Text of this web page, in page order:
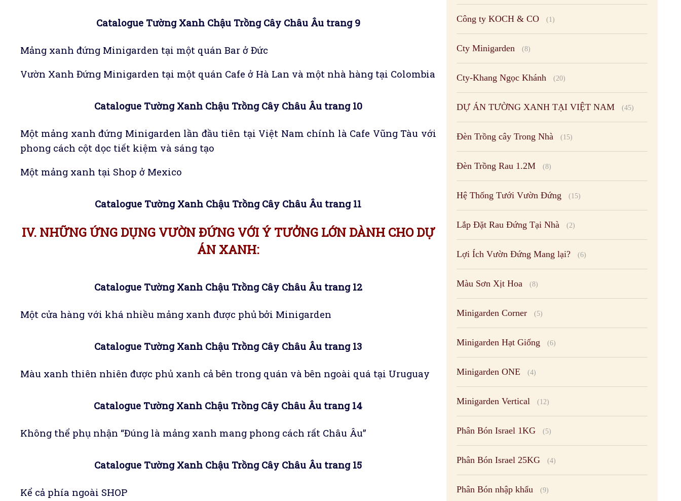
Catalogue Tường Xanh Chậu Trồng Cây Châu Âu trang 9
Mảng xanh đứng Minigarden tại một quán Bar ở Đức
Vườn Xanh Đứng Minigarden tại một quán Cafe ở Hà Lan và một nhà hàng tại Colombia
Catalogue Tường Xanh Chậu Trồng Cây Châu Âu trang 10
Một mảng xanh đứng Minigarden lần đầu tiên tại Việt Nam chính là Cafe Vũng Tàu với
phong cách cột dọc tiết kiệm và sáng tạo
Một mảng xanh tại Shop ở Mexico
Catalogue Tường Xanh Chậu Trồng Cây Châu Âu trang 11
IV. NHỮNG ỨNG DỤNG VƯỜN ĐỨNG VỚI Ý TƯỞNG LỚN DÀNH CHO DỰ
ÁN XANH:
Catalogue Tường Xanh Chậu Trồng Cây Châu Âu trang 12
Một cửa hàng với khá nhiều mảng xanh được phủ bởi Minigarden
Catalogue Tường Xanh Chậu Trồng Cây Châu Âu trang 13
Màu xanh thiên nhiên được phủ xanh cả bên trong quán và bên ngoài quá tại Uruguay
Catalogue Tường Xanh Chậu Trồng Cây Châu Âu trang 14
Không thể phụ nhận “Đúng là mảng xanh mang phong cách rất Châu Âu”
Catalogue Tường Xanh Chậu Trồng Cây Châu Âu trang 15
Kể cả phía ngoài SHOP
Công ty KOCH & CO (1)
Cty Minigarden (8)
Cty-Khang Ngọc Khánh (20)
DỰ ÁN TƯỜNG XANH TẠI VIỆT NAM (45)
Đèn Trồng cây Trong Nhà (15)
Đèn Trồng Rau 1.2M (8)
Hệ Thống Tưới Vườn Đứng (15)
Lắp Đặt Rau Đứng Tại Nhà (2)
Lợi Ích Vườn Đứng Mang lại? (6)
Màu Sơn Xịt Hoa (8)
Minigarden Corner (5)
Minigarden Hạt Giống (6)
Minigarden ONE (4)
Minigarden Vertical (12)
Phân Bón Israel 1KG (5)
Phân Bón Israel 25KG (4)
Phân Bón nhập khẩu (9)